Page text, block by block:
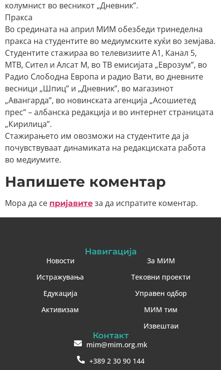
колумнист во весникот „Дневник”.
Пракса
Во средината на април МИМ обезбеди тринеделна
пракса на студентите во медиумските куќи во земјава.
Студентите стажираа во телевизиите А1, Канал 5,
МТВ, Сител и Алсат М, во ТВ емисијата „Еврозум”, во
Радио Слободна Европа и радио Вати, во дневните
весници „Шпиц” и „Дневник”, во магазинот
„Авангарда”, во новинската агенција „Асошиетед
прес” – албанска редакција и во интернет страницата
„Кирилица”.
Стажирањето им овозможи на студентите да ја
почувствуваат динамиката на редакциската работа
во медиумите.
Напишете коментар
Мора да се пријавите за да испратите коментар.
Навигација
Новости
Истражувања
Едукација
Активизам
За МИМ
Тековни проекти
Управен одбор
МИМ тим
Извештаи
Контакт
mim@mim.org.mk
+389 2 30 90 144